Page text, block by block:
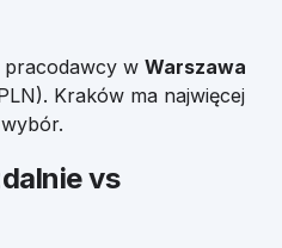
w Warszawa
Kraków ma najwięcej
vs